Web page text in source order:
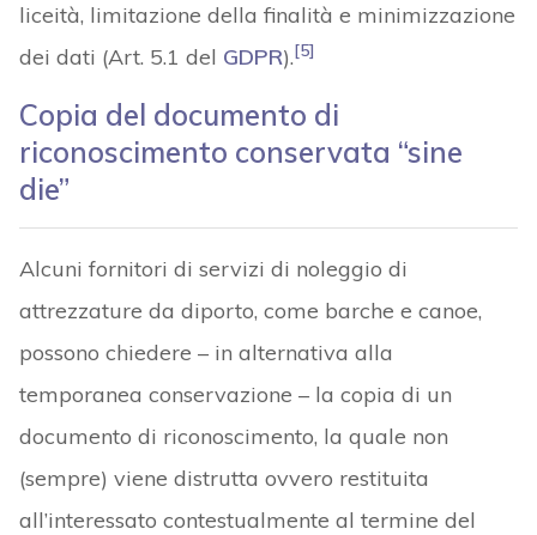
liceità, limitazione della finalità e minimizzazione
dei dati (Art. 5.1 del GDPR).[5]
Copia del documento di
riconoscimento conservata “sine
die”
Alcuni fornitori di servizi di noleggio di
attrezzature da diporto, come barche e canoe,
possono chiedere – in alternativa alla
temporanea conservazione – la copia di un
documento di riconoscimento, la quale non
(sempre) viene distrutta ovvero restituita
all’interessato contestualmente al termine del